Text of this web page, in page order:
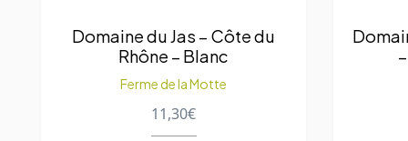
Domaine du Jas – Côte du
Rhône – Blanc
Ferme de la Motte
11,30€